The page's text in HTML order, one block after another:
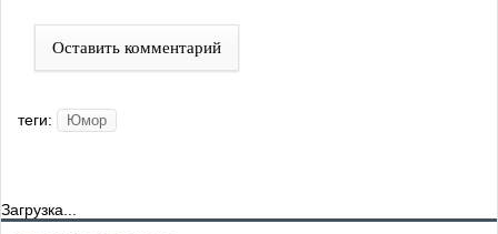
Оставить комментарий
теги: Юмор
Загрузка...